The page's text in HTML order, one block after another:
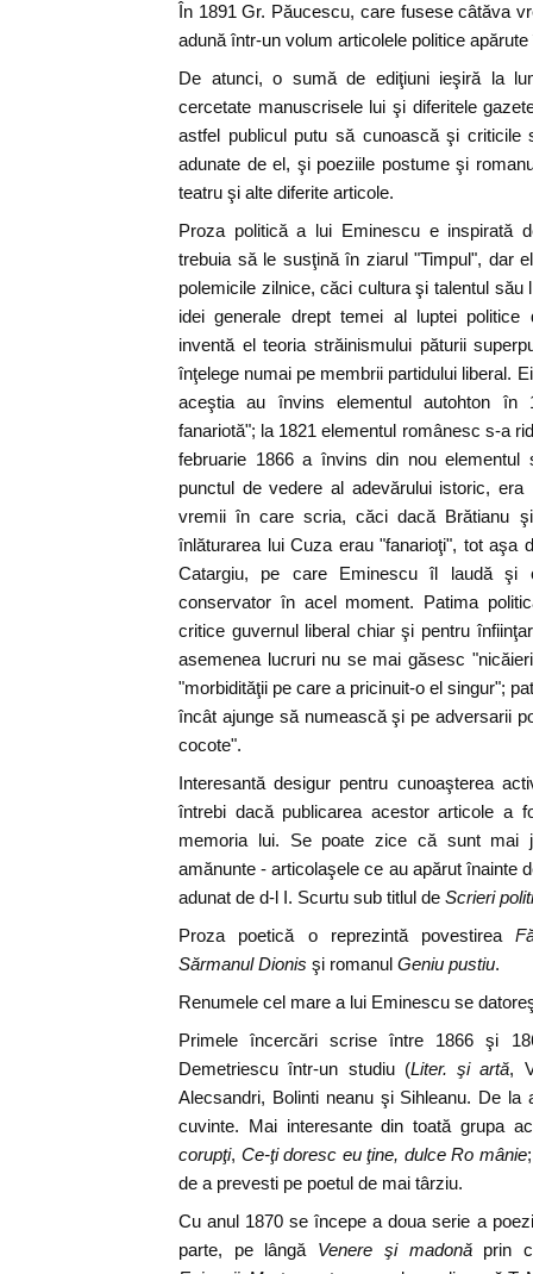
În 1891 Gr. Păucescu, care fusese câtăva
adună într-un volum articolele politice
De atunci, o sumă de ediţiuni ieşiră la
cercetate manuscrisele lui şi diferitele
astfel publicul putu să cunoască şi criticile
adunate de el, şi poeziile postume şi
teatru şi alte diferite articole.
Proza politică a lui Eminescu e inspirată
trebuia să le susţină în ziarul "Timpul", dar
polemicile zilnice, căci cultura şi talentul
idei generale drept temei al luptei politice
inventă el teoria străinismului păturii
înţelege numai pe membrii partidului liberal.
aceştia au învins elementul autohton în
fanariotă"; la 1821 elementul românesc s-a
februarie 1866 a învins din nou elementul
punctul de vedere al adevărului istoric,
vremii în care scria, căci dacă Brătianu
înlăturarea lui Cuza erau "fanarioţi", tot aşa
Catargiu, pe care Eminescu îl laudă şi
conservator în acel moment. Patima
critice guvernul liberal chiar şi pentru
asemenea lucruri nu se mai găsesc
"morbidităţii pe care a pricinuit-o el singur";
încât ajunge să numească şi pe adversarii
cocote".
Interesantă desigur pentru cunoaşterea
întrebi dacă publicarea acestor articole a
memoria lui. Se poate zice că sunt mai
amănunte - articolaşele ce au apărut înainte
adunat de d-l I. Scurtu sub titlul de Scrieri
Proza poetică o reprezintă povestirea
Sărmanul Dionis şi romanul Geniu pustiu.
Renumele cel mare a lui Eminescu se
Primele încercări scrise între 1866 şi
Demetriescu într-un studiu (Liter. şi artă,
Alecsandri, Bolinti neanu şi Sihleanu. De
cuvinte. Mai interesante din toată grupa
corupţi, Ce-ţi doresc eu ţine, dulce Ro mânie
de a prevesti pe poetul de mai târziu.
Cu anul 1870 se începe a doua serie a
parte, pe lângă Venere şi madonăprin